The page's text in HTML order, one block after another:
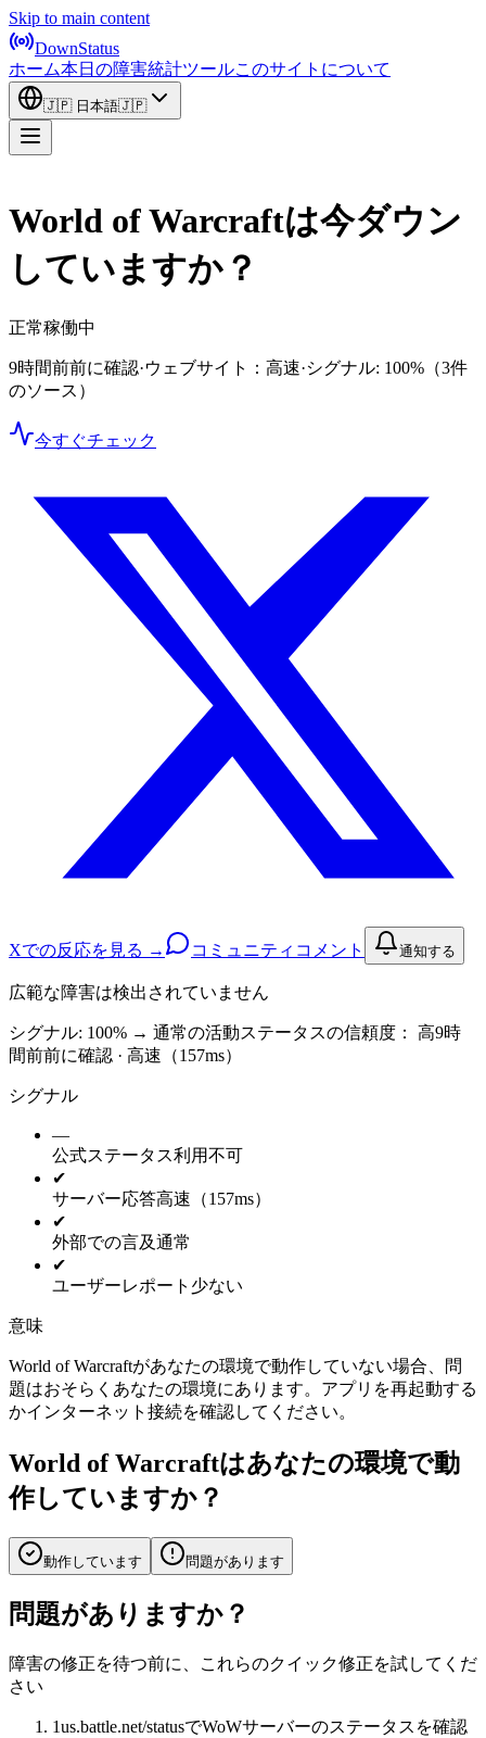
Skip to main content
DownStatus
ホーム本日の障害統計ツールこのサイトについて
🇯🇵 日本語🇯🇵
World of Warcraftは今ダウン
していますか？
正常稼働中
9時間前前に確認·ウェブサイト：高速·シグナル: 100% （3件
のソース）
今すぐチェック
Xでの反応を見る → コミュニティコメント 通知する
広範な障害は検出されていません
シグナル: 100% → 通常の活動ステータスの信頼度： 高9時
間前前に確認 · 高速（157ms）
シグナル
—
公式ステータス利用不可
✔
サーバー応答高速（157ms）
✔
外部での言及通常
✔
ユーザーレポート 少ない
意味
World of Warcraftがあなたの環境で動作していない場合、問
題はおそらくあなたの環境にあります。アプリを再起動する
かインターネット接続を確認してください。
World of Warcraftはあなたの環境で動
作していますか？
動作しています 問題があります
問題がありますか？
障害の修正を待つ前に、これらのクイック修正を試してくだ
さい
1us.battle.net/statusでWoWサーバーのステータスを確認